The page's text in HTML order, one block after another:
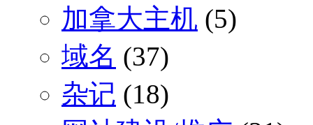
加拿大主机 (5)
域名 (37)
杂记 (18)